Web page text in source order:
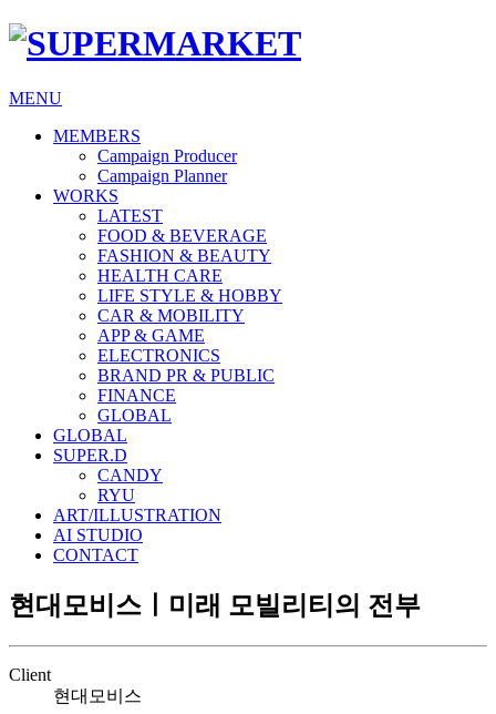
MENU
MEMBERS
Campaign Producer
Campaign Planner
WORKS
LATEST
FOOD & BEVERAGE
FASHION & BEAUTY
HEALTH CARE
LIFE STYLE & HOBBY
CAR & MOBILITY
APP & GAME
ELECTRONICS
BRAND PR & PUBLIC
FINANCE
GLOBAL
GLOBAL
SUPER.D
CANDY
RYU
ART/ILLUSTRATION
AI STUDIO
CONTACT
현대모비스ㅣ미래 모빌리티의 전부
Client
현대모비스